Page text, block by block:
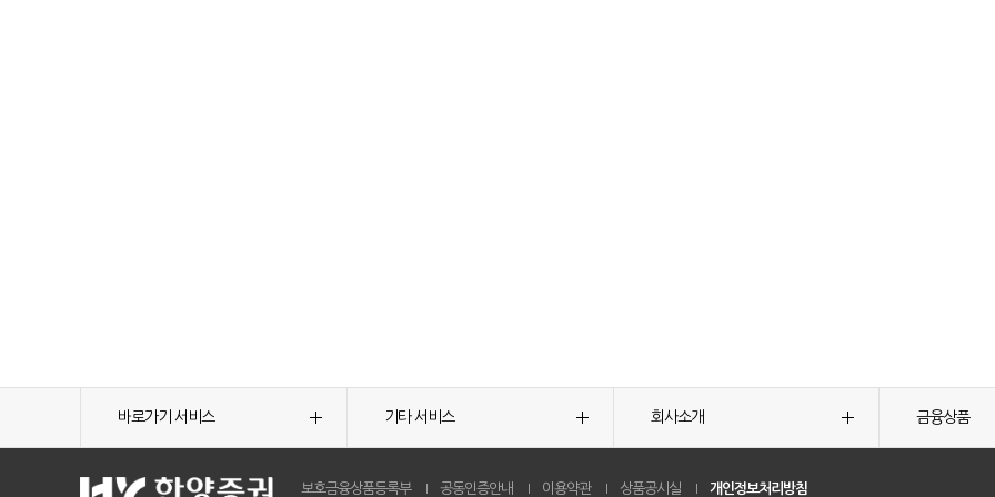
바로가기 서비스 기타 서비스 회사소개 금융상품
보호금융상품등록부 공동인증안내 이용약관 상품공시실 개인정보처리방침